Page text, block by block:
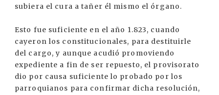
subiera el cura a tañer él mismo el órgano.
Esto fue suficiente en el año 1.823, cuando
cayeron los constitucionales, para destituirle
del cargo, y aunque acudió promoviendo
expediente a fin de ser repuesto, el provisorato
dio por causa suficiente lo probado por los
parroquianos para confirmar dicha resolución,